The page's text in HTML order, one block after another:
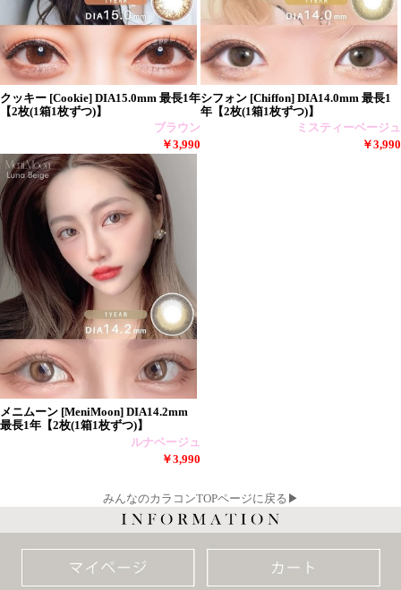
クッキー [Cookie] DIA15.0mm 最長1年
【2枚(1箱1枚ずつ)】
ブラウン
￥3,990
シフォン [Chiffon] DIA14.0mm 最長1
年【2枚(1箱1枚ずつ)】
ミスティーベージュ
￥3,990
メニムーン [MeniMoon] DIA14.2mm
最長1年【2枚(1箱1枚ずつ)】
ルナベージュ
￥3,990
みんなのカラコンTOPページに戻る▶